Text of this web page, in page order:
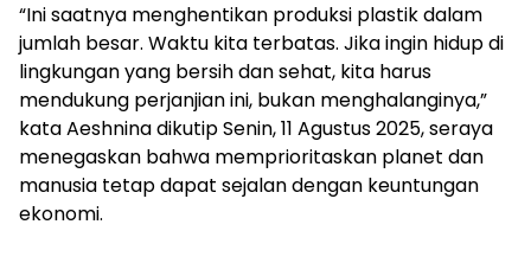
“Ini saatnya menghentikan produksi plastik dalam
jumlah besar. Waktu kita terbatas. Jika ingin hidup di
lingkungan yang bersih dan sehat, kita harus
mendukung perjanjian ini, bukan menghalanginya,”
kata Aeshnina dikutip Senin, 11 Agustus 2025, seraya
menegaskan bahwa memprioritaskan planet dan
manusia tetap dapat sejalan dengan keuntungan
ekonomi.